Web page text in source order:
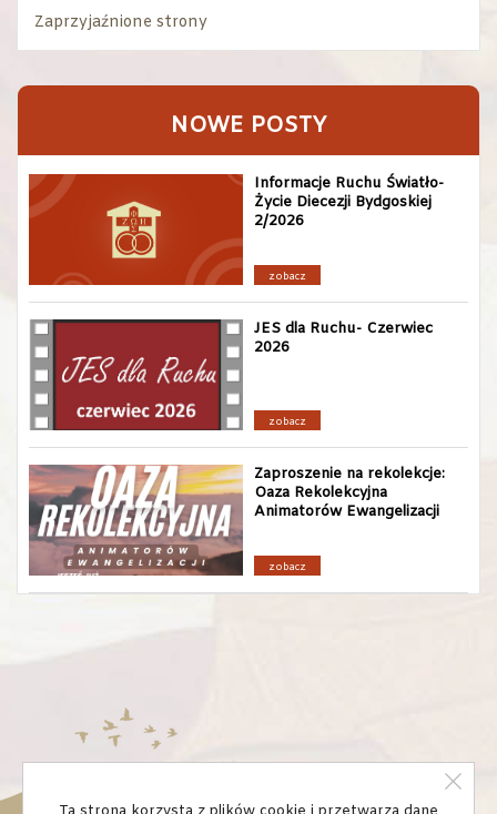
Zaprzyjaźnione strony
NOWE POSTY
Informacje Ruchu Światło-
Życie Diecezji Bydgoskiej
2/2026
zobacz
JES dla Ruchu- Czerwiec
2026
zobacz
Zaproszenie na rekolekcje:
Oaza Rekolekcyjna
Animatorów Ewangelizacji
zobacz